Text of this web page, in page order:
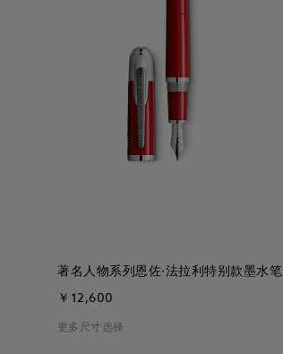
著名人物系列恩佐·法拉利特别款墨水笔
￥12,600
更多尺寸选择